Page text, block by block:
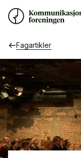
Fagartikler